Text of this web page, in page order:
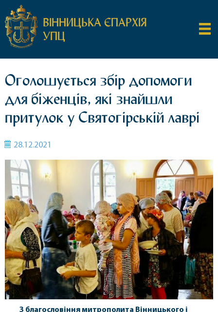
ВІННИЦЬКА ЄПАРХІЯ
УПЦ
Оголошується збір допомоги
для біженців, які знайшли
притулок у Святогірській лаврі
28.12.2021
З благословіння митрополита Вінницького і